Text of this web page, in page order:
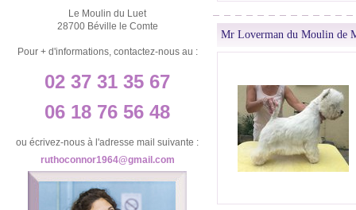
Le Moulin du Luet
28700 Béville le Comte
Pour + d'informations, contactez-nous au :
02 37 31 35 67
06 18 76 56 48
ou écrivez-nous à l'adresse mail suivante :
ruthoconnor1964@gmail.com
Mr Loverman du Moulin de